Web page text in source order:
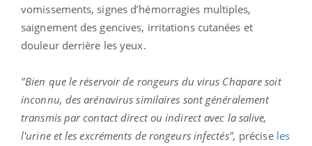
vomissements, signes d’hémorragies multiples,
saignement des gencives, irritations cutanées et
douleur derrière les yeux.
"Bien que le réservoir de rongeurs du virus Chapare soit
inconnu, des arénavirus similaires sont généralement
transmis par contact direct ou indirect avec la salive,
l'urine et les excréments de rongeurs infectés", précise les